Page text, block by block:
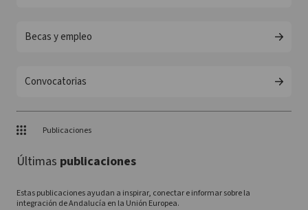
Becas y empleo
Convocatorias
Publicaciones
Últimas publicaciones
Estas publicaciones ayudan a inspirar, conectar e informar sobre la
integración de Andalucía en la Unión Europea.